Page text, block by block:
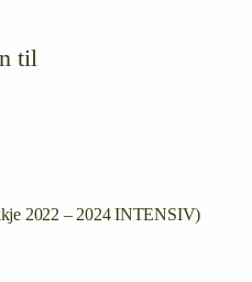
til
2022 – 2024 INTENSIV)